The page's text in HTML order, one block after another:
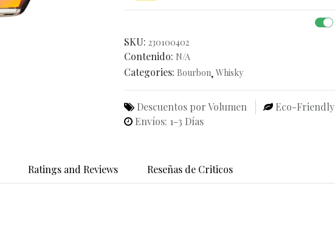
SKU: 230100402
Contenido: N/A
Categories: Bourbon, Whisky
Descuentos por Volumen
Eco-Friendly
Envíos: 1-3 Días
Ratings and Reviews Reseñas de Criticos